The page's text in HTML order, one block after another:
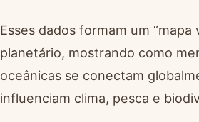
Esses dados formam um “mapa
planetário, mostrando como
oceânicas se conectam
influenciam clima, pesca e